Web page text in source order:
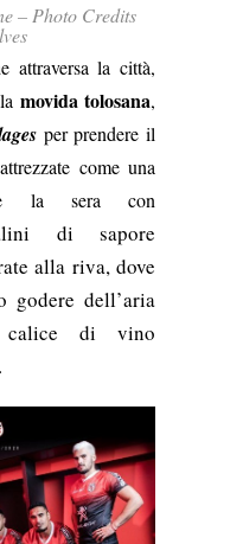
– Photo Credits
attraversa la città,
movida tolosana,
per prendere il
come una
la sera con
di sapore
alla riva, dove
godere dell’aria
calice di vino
.